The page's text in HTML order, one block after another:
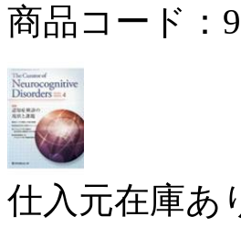
商品コード：
仕入元在庫あ